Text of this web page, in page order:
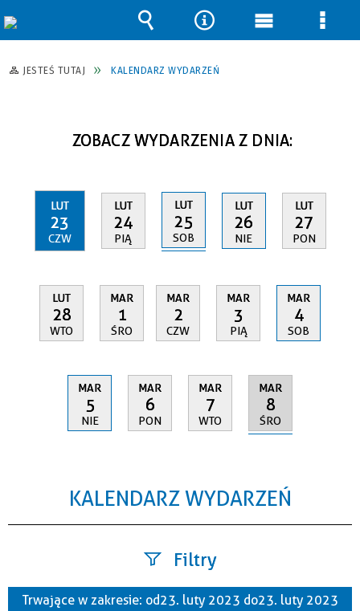
JESTEŚ TUTAJ KALENDARZ WYDARZEŃ
ZOBACZ WYDARZENIA Z DNIA:
LUT
23
CZW
LUT
24
PIĄ
LUT
25
SOB
LUT
26
NIE
LUT
27
PON
LUT
28
WTO
MAR
1
ŚRO
MAR
2
CZW
MAR
3
PIĄ
MAR
4
SOB
MAR
5
NIE
MAR
6
PON
MAR
7
WTO
MAR
8
ŚRO
KALENDARZ WYDARZEŃ
Filtry
Szukana fraza
Trwające w zakresie: od 23. luty 2023 do 23. luty 2023
Wyszukiwarka
Narzędzia
Menu Menu